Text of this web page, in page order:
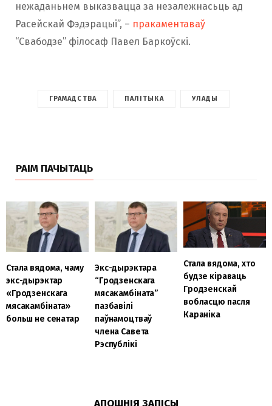
нежаданьнем выказвацца за незалежнасьць ад
Расейскай Фэдэрацыі”, – пракаментаваў
“Свабодзе” філосаф Павел Баркоўскі.
ГРАМАДСТВА ПАЛІТЫКА УЛАДЫ
РАІМ ПАЧЫТАЦЬ
Стала вядома, чаму
экс-дырэктар
«Гродзенскага
мясакамбіната»
больш не сенатар
Экс-дырэктара
“Гродзенскага
мясакамбіната”
пазбавілі
паўнамоцтваў
члена Савета
Рэспублікі
Стала вядома, хто
будзе кіраваць
Гродзенскай
вобласцю пасля
Караніка
АПОШНІЯ ЗАПІСЫ